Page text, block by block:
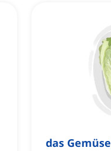
das Gemüse